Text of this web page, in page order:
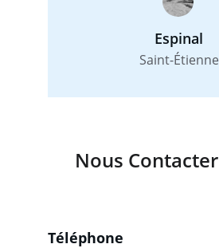
Espinal
Saint-Étienne
Nous Contacter
Téléphone